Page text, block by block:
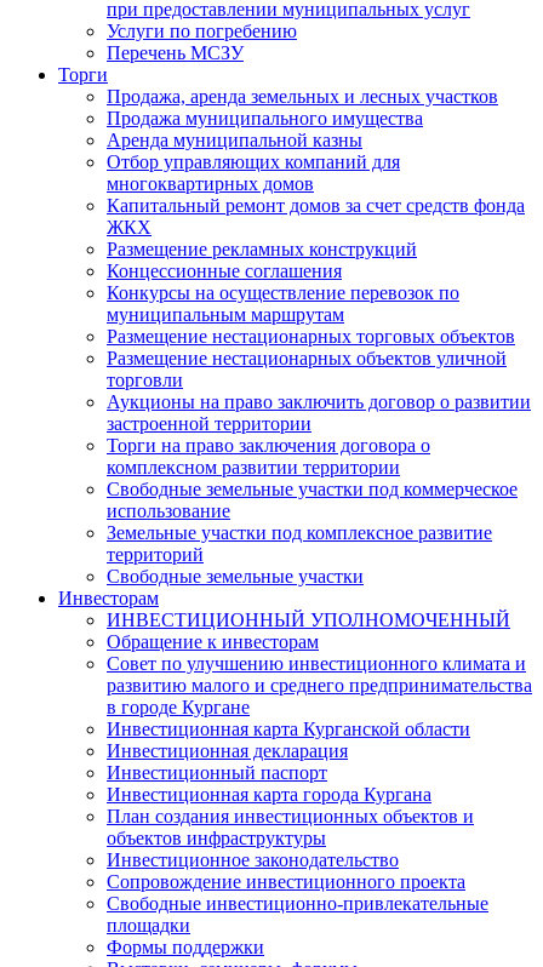
при предоставлении муниципальных услуг
Услуги по погребению
Перечень МСЗУ
Торги
Продажа, аренда земельных и лесных участков
Продажа муниципального имущества
Аренда муниципальной казны
Отбор управляющих компаний для
многоквартирных домов
Капитальный ремонт домов за счет средств фонда
ЖКХ
Размещение рекламных конструкций
Концессионные соглашения
Конкурсы на осуществление перевозок по
муниципальным маршрутам
Размещение нестационарных торговых объектов
Размещение нестационарных объектов уличной
торговли
Аукционы на право заключить договор о развитии
застроенной территории
Торги на право заключения договора о
комплексном развитии территории
Свободные земельные участки под коммерческое
использование
Земельные участки под комплексное развитие
территорий
Свободные земельные участки
Инвесторам
ИНВЕСТИЦИОННЫЙ УПОЛНОМОЧЕННЫЙ
Обращение к инвесторам
Совет по улучшению инвестиционного климата и
развитию малого и среднего предпринимательства
в городе Кургане
Инвестиционная карта Курганской области
Инвестиционная декларация
Инвестиционный паспорт
Инвестиционная карта города Кургана
План создания инвестиционных объектов и
объектов инфраструктуры
Инвестиционное законодательство
Сопровождение инвестиционного проекта
Свободные инвестиционно-привлекательные
площадки
Формы поддержки